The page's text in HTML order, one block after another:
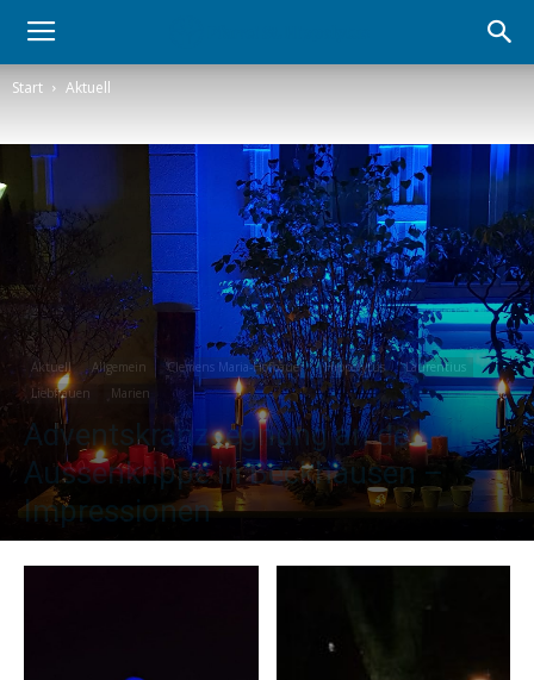
Start Aktuell
Aktuell Allgemein Clemens Maria-Hofbauer Hippolytus
Laurentius
Liebfrauen
Marien
Adventskranzsegnung an der
Aussenkrippe in Beckhausen –
Impressionen